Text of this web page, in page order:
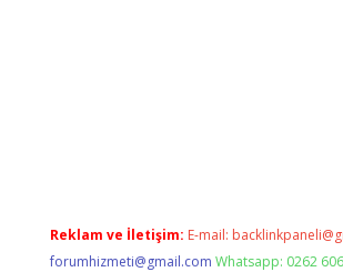
Reklam ve İletişim: E-mail:
forumhizmeti@gmail.com Whatsapp: 0262